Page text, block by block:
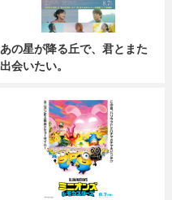
あの星が降る丘で、君とまた
出会いたい。